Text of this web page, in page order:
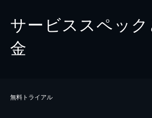
サービススペッ
金
無料トライアル